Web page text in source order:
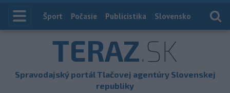
Index
Šport Počasie Publicistika Slovensko
TERAZ.SK
Spravodajský portál Tlačovej agentúry Slovenskej
republiky